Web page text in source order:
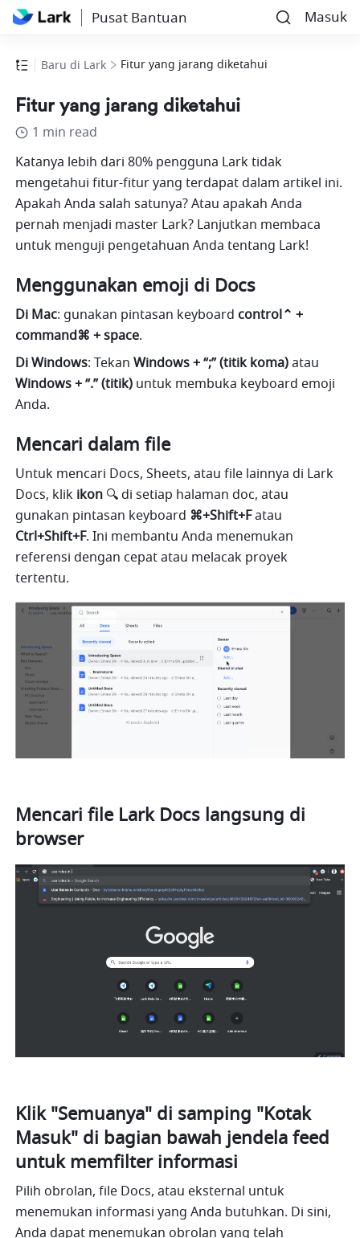
Pusat Bantuan Masuk
Baru di Lark Fitur yang jarang diketahui
Fitur yang jarang diketahui
1 min read
Katanya lebih dari 80% pengguna Lark tidak
mengetahui fitur-fitur yang terdapat dalam artikel ini.
Apakah Anda salah satunya? Atau apakah Anda
pernah menjadi master Lark? Lanjutkan membaca
untuk menguji pengetahuan Anda tentang Lark!
Menggunakan emoji di Docs
Di Mac: gunakan pintasan keyboard control⌃ +
command⌘ + space.
Di Windows: Tekan Windows + “;” (titik koma) atau
Windows + “.” (titik) untuk membuka keyboard emoji
Anda.
Mencari dalam file
Untuk mencari Docs, Sheets, atau file lainnya di Lark
Docs, klik ikon 🔍 di setiap halaman doc, atau
gunakan pintasan keyboard ⌘+Shift+F
Ctrl+Shift+F. Ini membantu Anda menemukan
referensi dengan cepat atau melacak proyek
tertentu.
Mencari file Lark Docs langsung di
browser
Klik "Semuanya" di samping "Kotak
Masuk" di bagian bawah jendela feed
untuk memfilter informasi
Pilih obrolan, file Docs, atau eksternal untuk
menemukan informasi yang Anda butuhkan. Di sini,
Anda dapat menemukan obrolan yang telah